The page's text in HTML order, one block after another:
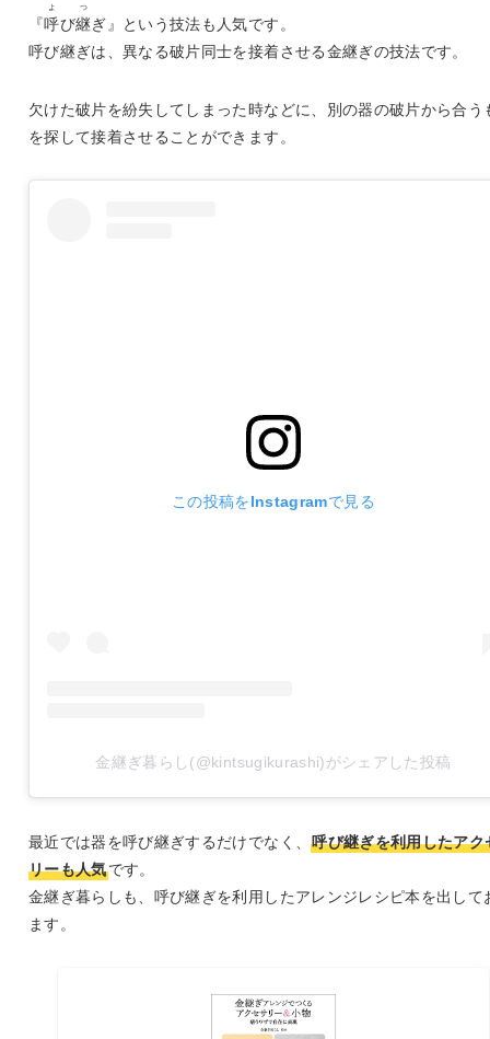
『呼
よ
び継
つ
ぎ』という技法も人気です。
呼び継ぎは、異なる破片同士を接着させる金継ぎの技法です。
欠けた破片を紛失してしまった時などに、別の器の破片から合う
を探して接着させることができます。
この投稿をInstagramで見る
金継ぎ暮らし(@kintsugikurashi)がシェアした投稿
最近では器を呼び継ぎするだけでなく、呼び継ぎを利用したアク
リーも人気です。
金継ぎ暮らしも、呼び継ぎを利用したアレンジレシピ本を出して
ます。